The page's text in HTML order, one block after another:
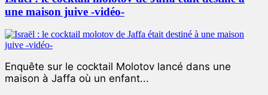
une maison juive -vidéo-
Enquête sur le cocktail Molotov lancé dans une
maison à Jaffa où un enfant...